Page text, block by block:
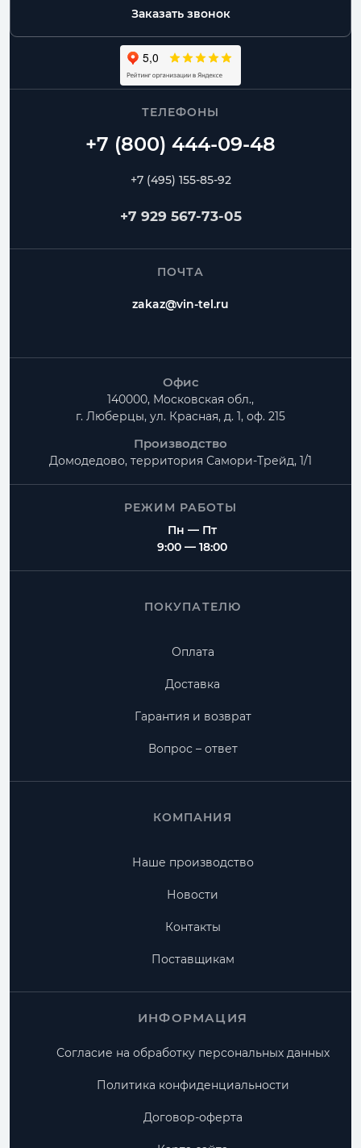
Заказать звонок
ТЕЛЕФОНЫ
+7 (495) 155-85-92
+7 929 567-73-05
ПОЧТА
zakaz@vin-tel.ru
Офис
140000, Московская обл.,
г. Люберцы, ул. Красная, д. 1, оф. 215
Производство
Домодедово, территория Самори-Трейд, 1/1
РЕЖИМ РАБОТЫ
Пн — Пт
9:00 — 18:00
ПОКУПАТЕЛЮ
Оплата
Доставка
Гарантия и возврат
Вопрос – ответ
КОМПАНИЯ
Наше производство
Новости
Контакты
Поставщикам
ИНФОРМАЦИЯ
Согласие на обработку персональных данных
Политика конфиденциальности
Договор-оферта